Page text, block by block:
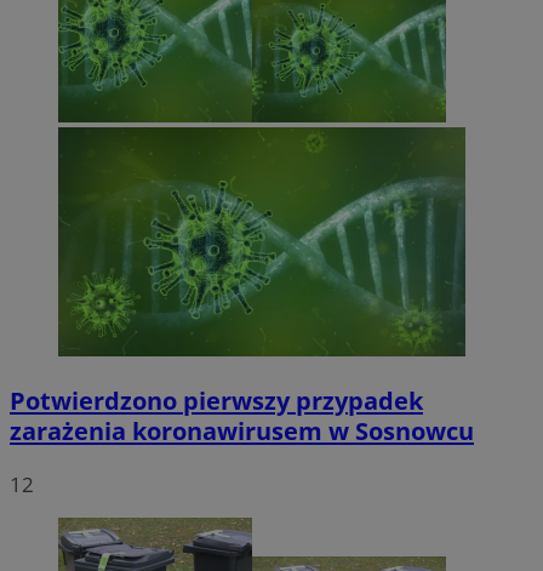
Potwierdzono pierwszy przypadek
zarażenia koronawirusem w Sosnowcu
12